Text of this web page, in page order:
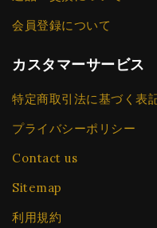
会員登録について
カスタマーサービス
特定商取引法に基づく表
プライバシーポリシー
Contact us
Sitemap
利用規約